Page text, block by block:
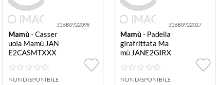
pz.)
31BB0922098
Mamù - Casser
uola Mamù JAN
E2CASMTXXX
X30 JANET 2.0
Grigio pietra
NON DISPONIBILE
31BB0922027
Mamù - Padella
girafrittata Ma
mù JANE2GIRX
XXXXX28 JANE
T 2.0 Grigio piet
ra
NON DISPONIBILE